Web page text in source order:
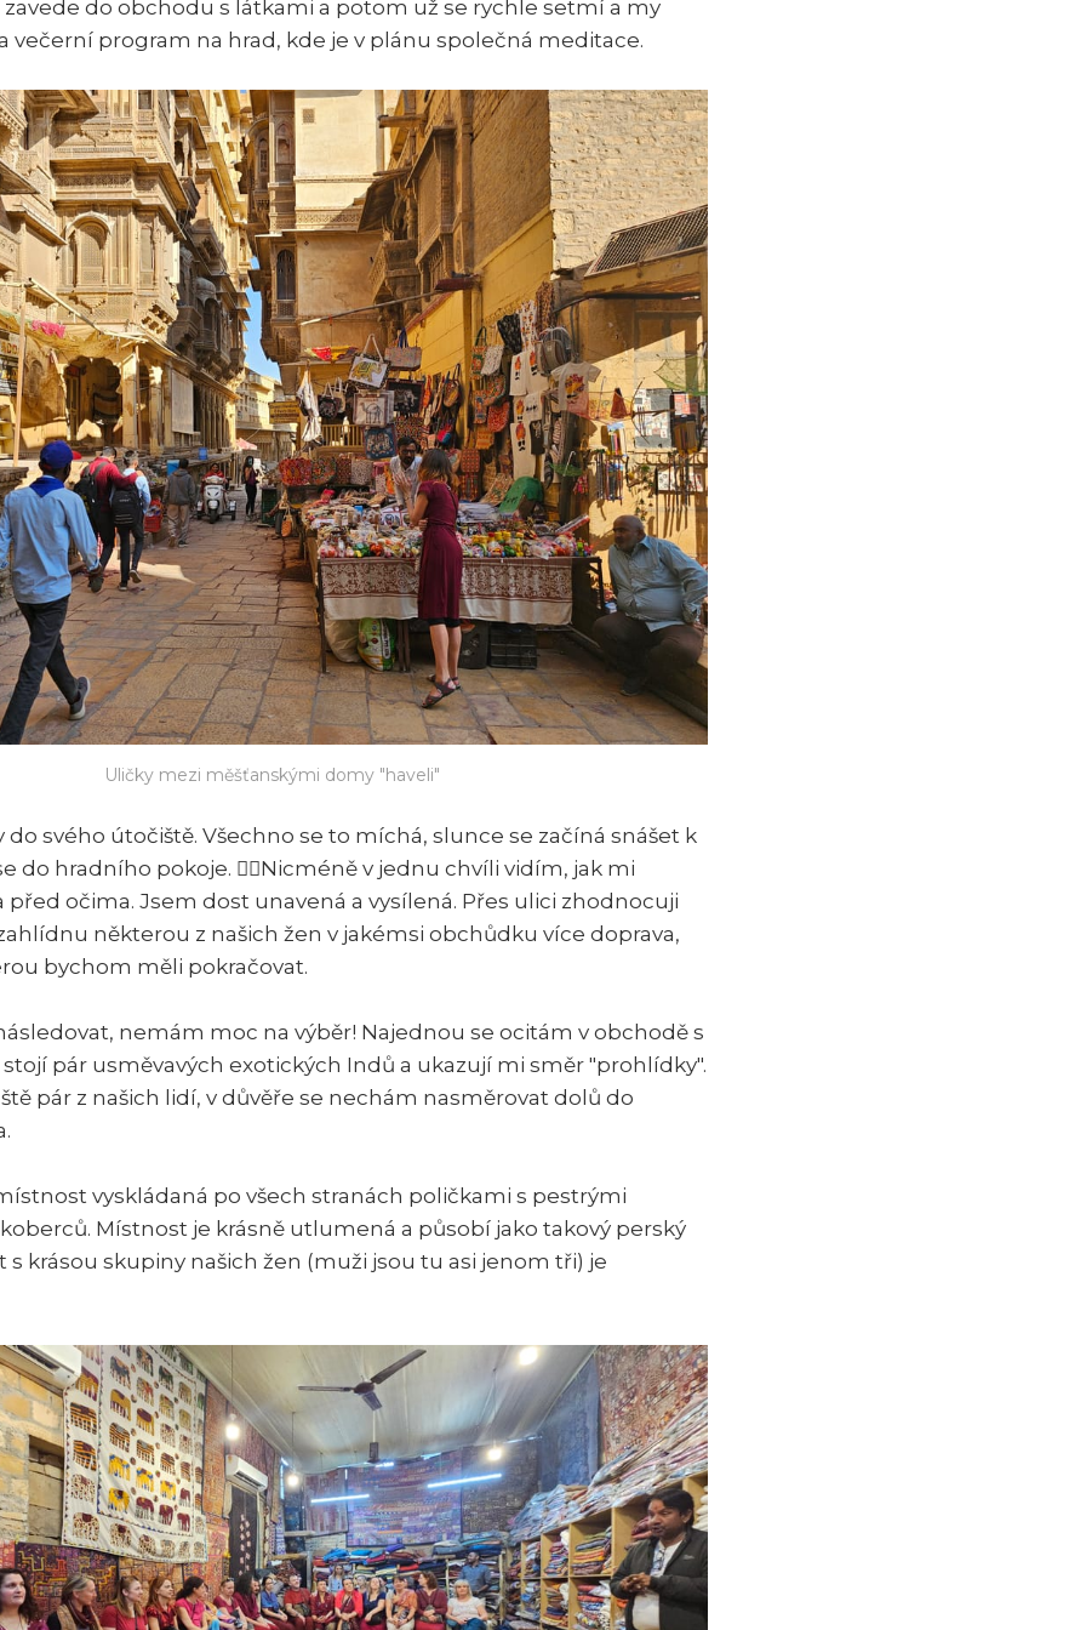
do obchodu s látkami a potom už se rychle setmí a my
večerní program na hrad, kde je v plánu společná meditace.
Uličky mezi měšťanskými domy "haveli"
do svého útočiště. Všechno se to míchá, slunce se začíná snášet k
do hradního pokoje. 👱‍♀️Nicméně v jednu chvíli vidím, jak mi
před očima. Jsem dost unavená a vysílená. Přes ulici zhodnocuji
některou z našich žen v jakémsi obchůdku více doprava,
bychom měli pokračovat.
nemám moc na výběr! Najednou se ocitám v obchodě s
pár usměvavých exotických Indů a ukazují mi směr "prohlídky".
pár z našich lidí, v důvěře se nechám nasměrovat dolů do
vyskládaná po všech stranách poličkami s pestrými
Místnost je krásně utlumená a působí jako takový perský
s krásou skupiny našich žen (muži jsou tu asi jenom tři) je